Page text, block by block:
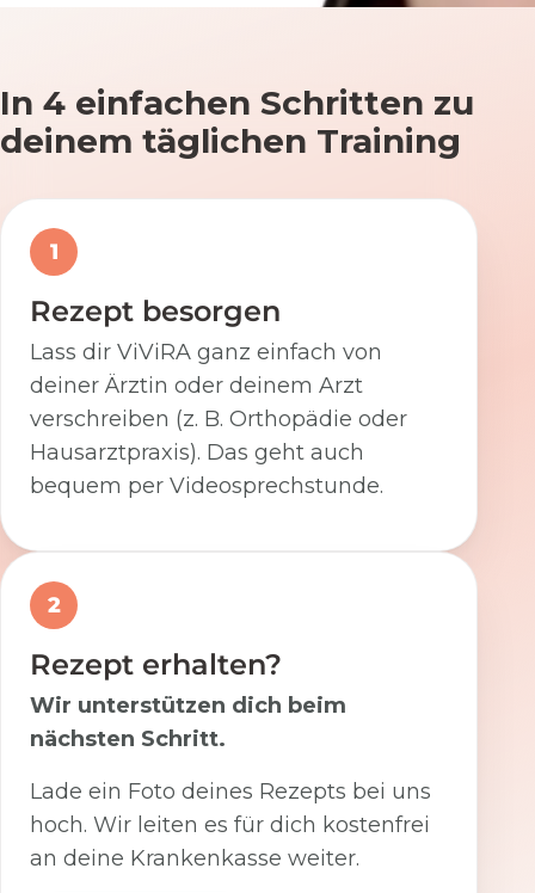
In 4 einfachen Schritten zu
deinem täglichen Training
1
Rezept besorgen
Lass dir ViViRA ganz einfach von
deiner Ärztin oder deinem Arzt
verschreiben (z. B. Orthopädie oder
Hausarztpraxis). Das geht auch
bequem per Videosprechstunde.
2
Rezept erhalten?
Wir unterstützen dich beim
nächsten Schritt.
Lade ein Foto deines Rezepts bei uns
hoch. Wir leiten es für dich kostenfrei
an deine Krankenkasse weiter.